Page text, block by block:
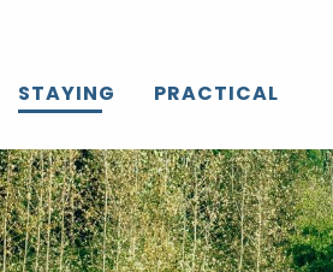
STAYING PRACTICAL